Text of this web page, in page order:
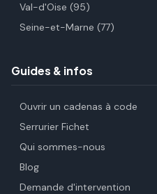
Val-d'Oise (95)
Seine-et-Marne (77)
Guides & infos
Ouvrir un cadenas à code
Serrurier Fichet
Qui sommes-nous
Blog
Demande d'intervention